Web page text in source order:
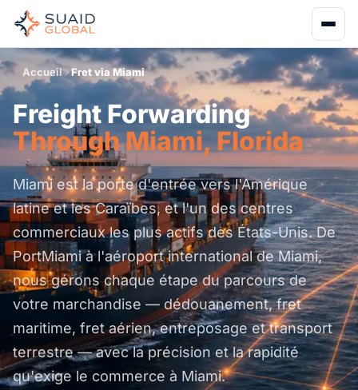
Accueil Fret via Miami
Freight Forwarding
Through Miami, Florida
Miami est la porte d'entrée vers l'Amérique
latine et les Caraïbes, et l'un des centres
commerciaux les plus actifs des États-Unis. De
PortMiami à l'aéroport international de Miami,
nous gérons chaque étape du parcours de
votre marchandise — dédouanement, fret
maritime, fret aérien, entreposage et transport
terrestre — avec la précision et la rapidité
qu'exige le commerce à Miami.